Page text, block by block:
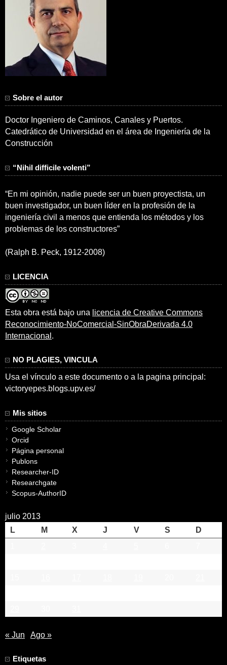
Sobre el autor
Doctor Ingeniero de Caminos, Canales y Puertos.
Catedrático de Universidad en el área de Ingeniería de la
Construcción
“Nihil difficile volenti”
“En mi opinión, nadie puede ser un buen proyectista, un
buen investigador, un buen líder en la profesión de la
ingeniería civil a menos que entienda los métodos y los
problemas de los constructores”
(Ralph B. Peck, 1912-2008)
LICENCIA
Esta obra está bajo una licencia de Creative Commons
Reconocimiento-NoComercial-SinObraDerivada 4.0
Internacional .
NO PLAGIES, VINCULA
Usa el vínculo a este documento o a la pagina principal:
victoryepes.blogs.upv.es/
Mis sitios
Google Scholar
Orcid
Página personal
Publons
Researcher-ID
Researchgate
Scopus-AuthorID
julio 2013
L
M X J V S
D
« Jun Ago »
Etiquetas